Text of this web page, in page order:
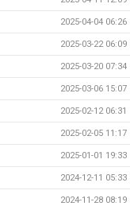
2025-04-04 06:26
2025-03-22 06:09
2025-03-20 07:34
2025-03-06 15:07
2025-02-12 06:31
2025-02-05 11:17
2025-01-01 19:33
2024-12-11 05:33
2024-11-28 08:19